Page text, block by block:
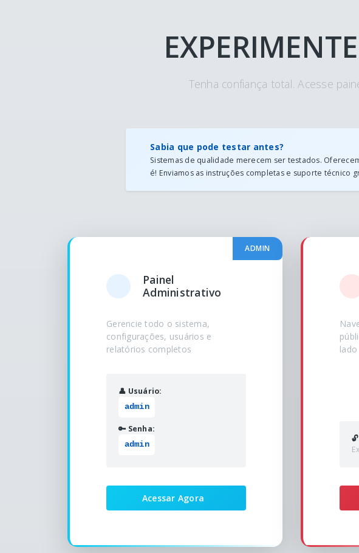
Tenha confiança total. Acesse
Sabia que pode testar antes?
Sistemas de qualidade merecem ser testados.
é! Enviamos as instruções completas e suporte técnico
ADMIN
Painel
Administrativo
Gerencie todo o sistema,
configurações, usuários e
relatórios completos
👤 Usuário:
admin
🔑 Senha:
admin
Acessar Agora